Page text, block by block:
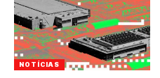
NOTÍCIAS